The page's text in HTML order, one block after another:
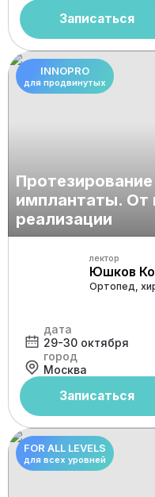
Записаться
INNOPRO
для продвинутых
имплантаты. От
реализации
лектор
Юшков
Ортопед,
дата
29-30 октября
город
Москва
Записаться
FOR ALL LEVELS
для всех уровней